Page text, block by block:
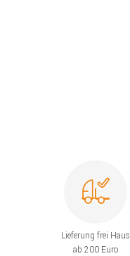
Lieferung frei Haus
ab 200 Euro